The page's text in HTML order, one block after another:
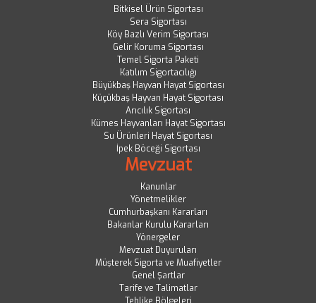
Bitkisel Ürün Sigortası
Sera Sigortası
Köy Bazlı Verim Sigortası
Gelir Koruma Sigortası
Temel Sigorta Paketi
Katılım Sigortacılığı
Büyükbaş Hayvan Hayat Sigortası
Küçükbaş Hayvan Hayat Sigortası
Arıcılık Sigortası
Kümes Hayvanları Hayat Sigortası
Su Ürünleri Hayat Sigortası
İpek Böceği Sigortası
Mevzuat
Kanunlar
Yönetmelikler
Cumhurbaşkanı Kararları
Bakanlar Kurulu Kararları
Yönergeler
Mevzuat Duyuruları
Müşterek Sigorta ve Muafiyetler
Genel Şartlar
Tarife ve Talimatlar